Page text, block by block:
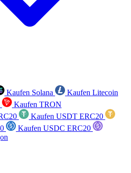
Kaufen Solana
Kaufen Litecoin
Kaufen TRON
Kaufen USDT ERC20
Kaufen USDC ERC20